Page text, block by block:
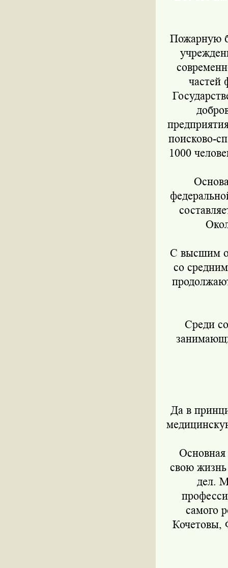
Пожарную
частей
поисково-
1000
С высшим
со
Среди
Да в
Основная
свою жизнь
дел.
самого